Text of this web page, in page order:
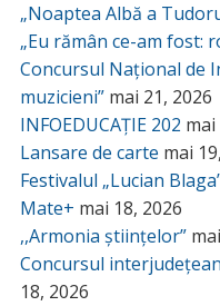
„Noaptea Albă a
„Eu rămân ce-am fost:
Concursul Național de
muzicieni” mai 21, 2026
INFOEDUCAȚIE 202 mai
Lansare de carte mai
Festivalul „Lucian
Mate+ mai 18, 2026
,,Armonia științelor”
Concursul
18, 2026